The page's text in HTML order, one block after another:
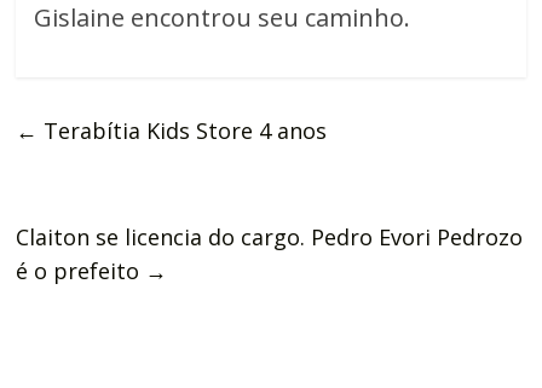
Gislaine encontrou seu caminho.
← Terabítia Kids Store 4 anos
Claiton se licencia do cargo. Pedro Evori Pedrozo
é o prefeito →